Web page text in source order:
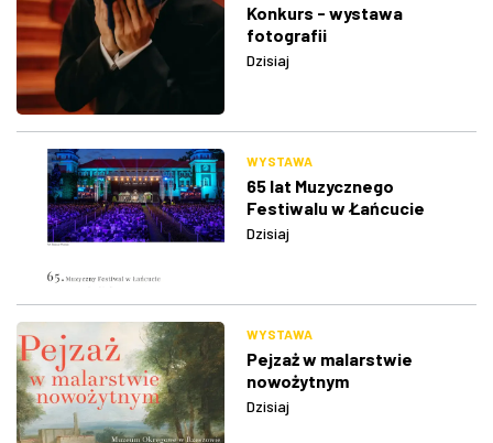
Konkurs - wystawa
fotografii
Dzisiaj
WYSTAWA
65 lat Muzycznego
Festiwalu w Łańcucie
Dzisiaj
WYSTAWA
Pejzaż w malarstwie
nowożytnym
Dzisiaj